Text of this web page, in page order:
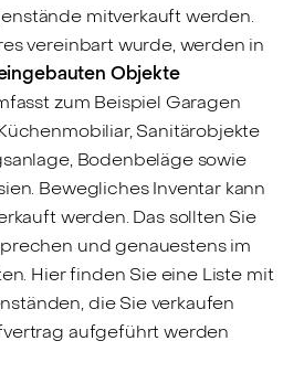
mitverkauft werden.
vereinbart wurde, werden in
Objekte
zum Beispiel Garagen
Sanitärobjekte
Bodenbeläge sowie
Bewegliches Inventar kann
werden. Das sollten Sie
und genauestens im
Hier finden Sie eine Liste mit
die Sie verkaufen
aufgeführt werden